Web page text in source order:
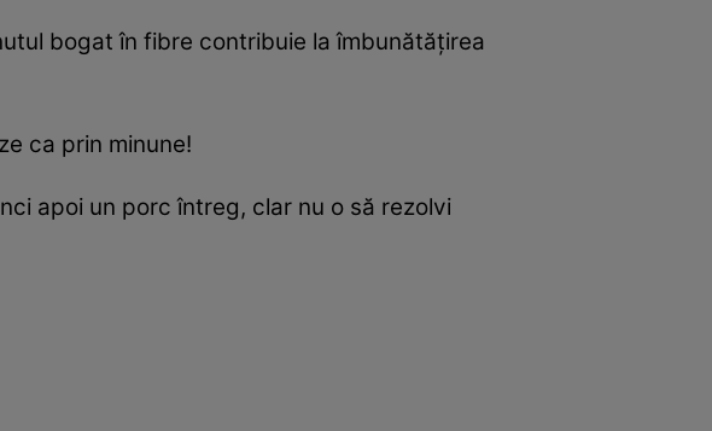
bogat în fibre contribuie la îmbunătăţirea
ca prin minune!
apoi un porc întreg, clar nu o să rezolvi